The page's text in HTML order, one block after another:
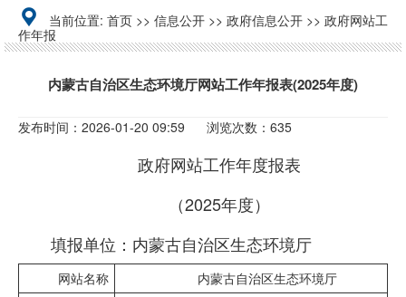
当前位置: 首页 >> 信息公开 >> 政府信息公开 >> 政府网站工
作年报
内蒙古自治区生态环境厅网站工作年报表(2025年度)
发布时间：2026-01-20 09:59 浏览次数：635
政府网站工作年度报表
（2025年度）
填报单位：内蒙古自治区生态环境厅
网站名称
内蒙古自治区生态环境厅